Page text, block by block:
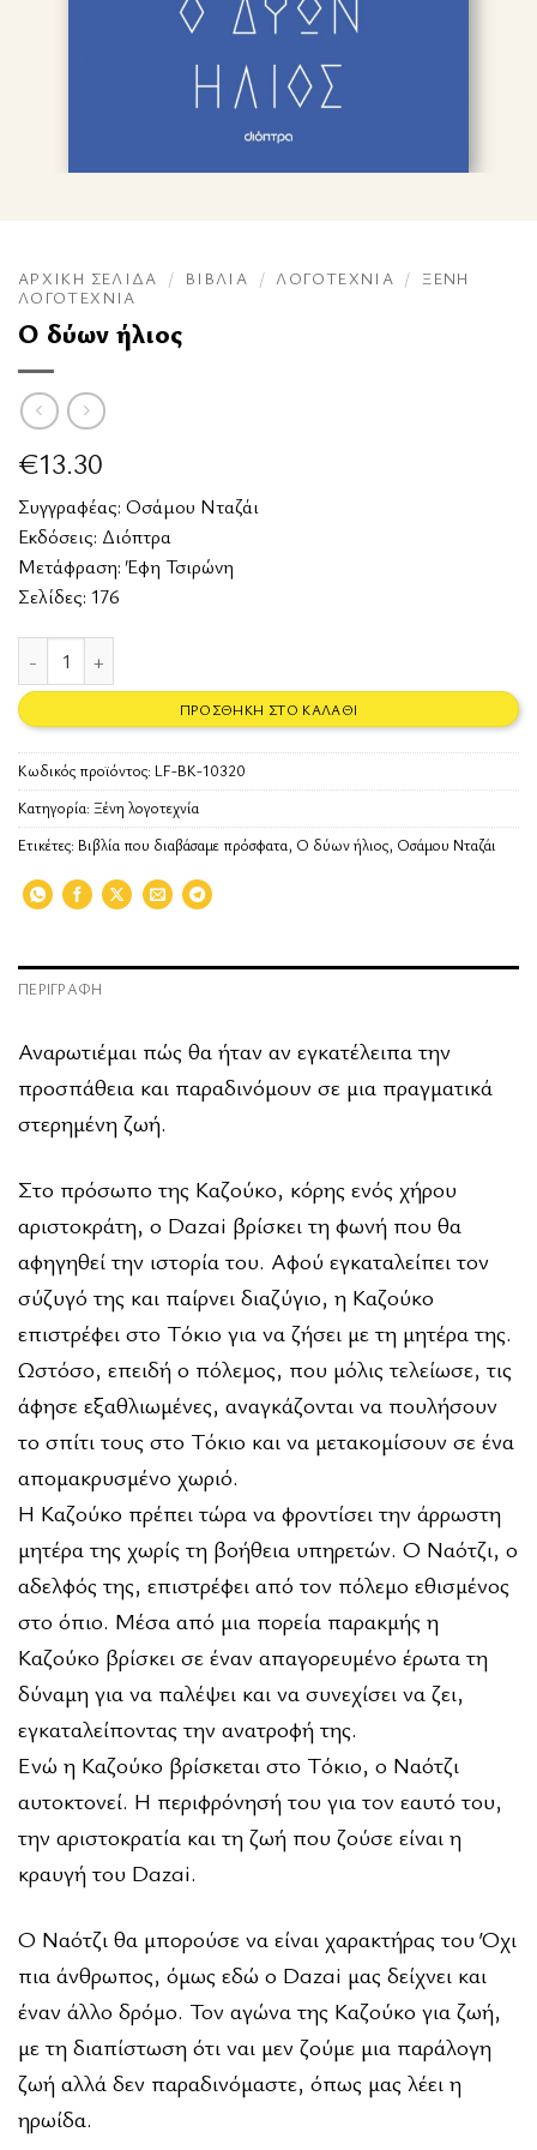
ΑΡΧΙΚΉ ΣΕΛΊΔΑ / ΒΙΒΛΊΑ / ΛΟΓΟΤΕΧΝΊΑ / ΞΈΝΗ
ΛΟΓΟΤΕΧΝΊΑ
Ο δύων ήλιος
€13.30
Συγγραφέας: Οσάμου Νταζάι
Εκδόσεις: Διόπτρα
Μετάφραση: Έφη Τσιρώνη
Σελίδες: 176
Ο δύων ήλιος ποσότητα
ΠΡΟΣΘΉΚΗ ΣΤΟ ΚΑΛΆΘΙ
Κωδικός προϊόντος: LF-BK-10320
Κατηγορία: Ξένη λογοτεχνία
Ετικέτες: Βιβλία που διαβάσαμε πρόσφατα, Ο δύων ήλιος, Οσάμου Νταζάι
ΠΕΡΙΓΡΑΦΉ
Αναρωτιέμαι πώς θα ήταν αν εγκατέλειπα την
προσπάθεια και παραδινόμουν σε μια πραγματικά
στερημένη ζωή.
Στο πρόσωπο της Καζούκο, κόρης ενός χήρου
αριστοκράτη, ο Dazai βρίσκει τη φωνή που θα
αφηγηθεί την ιστορία του. Αφού εγκαταλείπει τον
σύζυγό της και παίρνει διαζύγιο, η Καζούκο
επιστρέφει στο Τόκιο για να ζήσει με τη μητέρα της.
Ωστόσο, επειδή ο πόλεμος, που μόλις τελείωσε, τις
άφησε εξαθλιωμένες, αναγκάζονται να πουλήσουν
το σπίτι τους στο Τόκιο και να μετακομίσουν σε ένα
απομακρυσμένο χωριό.
Η Καζούκο πρέπει τώρα να φροντίσει την άρρωστη
μητέρα της χωρίς τη βοή­θεια υπηρετών. Ο Ναότζι, ο
αδελφός της, επιστρέφει από τον πόλεμο εθισμένος
στο όπιο. Μέσα από μια πορεία παρακμής η
Καζούκο βρίσκει σε έναν απαγορευμένο έρωτα τη
δύναμη για να παλέψει και να συνεχίσει να ζει,
εγκαταλείποντας την ανατροφή της.
Ενώ η Καζούκο βρίσκεται στο Τόκιο, ο Ναότζι
αυτοκτονεί. Η περιφρόνησή του για τον εαυτό του,
την αριστοκρατία και τη ζωή που ζούσε είναι η
κραυγή του Dazai.
Ο Ναότζι θα μπορούσε να είναι χαρακτήρας του Όχι
πια άνθρωπος, όμως εδώ ο Dazai μας δείχνει και
έναν άλλο δρόμο. Τον αγώνα της Καζούκο για ζωή,
με τη διαπίστωση ότι ναι μεν ζούμε μια παράλογη
ζωή αλλά δεν παραδινόμαστε, όπως μας λέει η
ηρωίδα.